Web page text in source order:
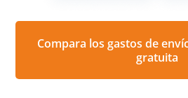
Compara los gastos de
gratuita